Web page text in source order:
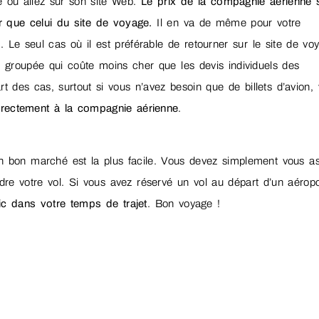
celui du site de voyage. Il en va de même pour votre
Le seul cas où il est préférable de retourner sur le site de
qui coûte moins cher que les devis individuels des
des cas, surtout si vous n’avez besoin que de billets d’avion,
à la compagnie aérienne.
bon marché est la plus facile. Vous devez simplement vous
votre vol. Si vous avez réservé un vol au départ d’un
dans votre temps de trajet. Bon voyage !